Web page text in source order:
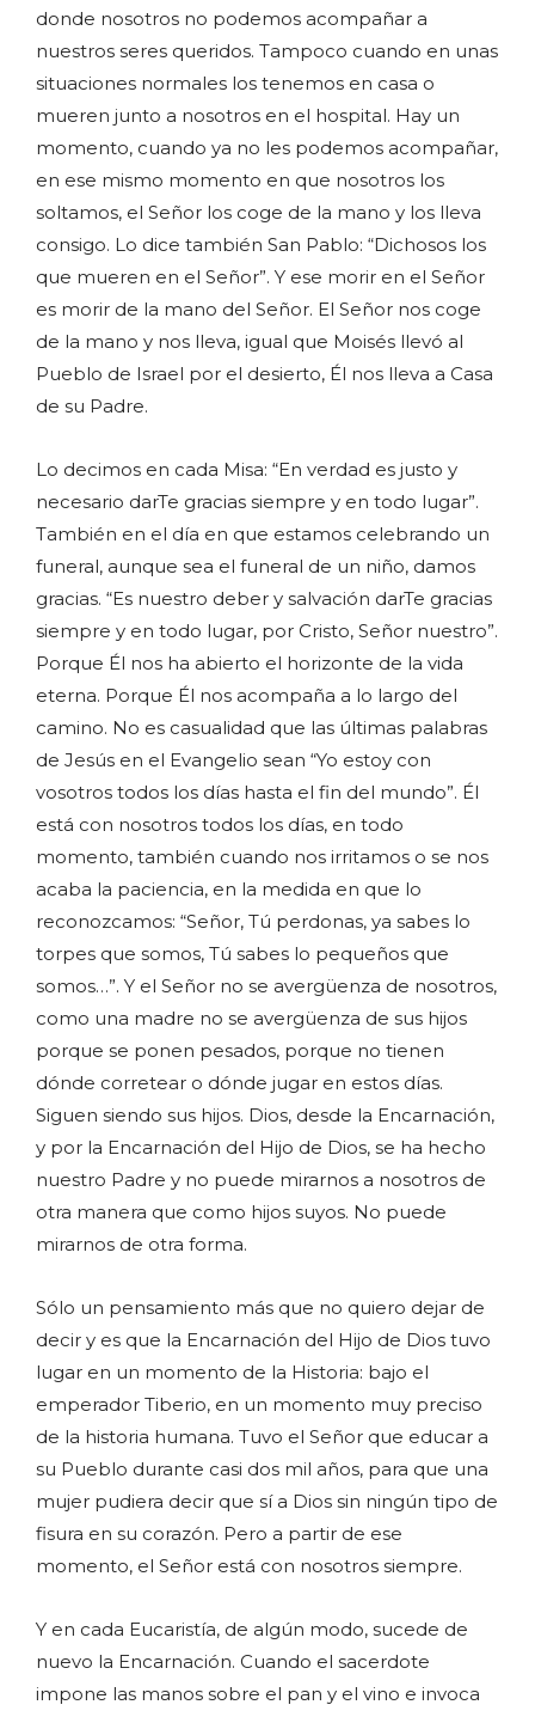
donde nosotros no podemos acompañar a
nuestros seres queridos. Tampoco cuando en unas
situaciones normales los tenemos en casa o
mueren junto a nosotros en el hospital. Hay un
momento, cuando ya no les podemos acompañar,
en ese mismo momento en que nosotros los
soltamos, el Señor los coge de la mano y los lleva
consigo. Lo dice también San Pablo: “Dichosos los
que mueren en el Señor”. Y ese morir en el Señor
es morir de la mano del Señor. El Señor nos coge
de la mano y nos lleva, igual que Moisés llevó al
Pueblo de Israel por el desierto, Él nos lleva a Casa
de su Padre.
Lo decimos en cada Misa: “En verdad es justo y
necesario darTe gracias siempre y en todo lugar”.
También en el día en que estamos celebrando un
funeral, aunque sea el funeral de un niño, damos
gracias. “Es nuestro deber y salvación darTe gracias
siempre y en todo lugar, por Cristo, Señor nuestro”.
Porque Él nos ha abierto el horizonte de la vida
eterna. Porque Él nos acompaña a lo largo del
camino. No es casualidad que las últimas palabras
de Jesús en el Evangelio sean “Yo estoy con
vosotros todos los días hasta el fin del mundo”. Él
está con nosotros todos los días, en todo
momento, también cuando nos irritamos o se nos
acaba la paciencia, en la medida en que lo
reconozcamos: “Señor, Tú perdonas, ya sabes lo
torpes que somos, Tú sabes lo pequeños que
somos…”. Y el Señor no se avergüenza de nosotros,
como una madre no se avergüenza de sus hijos
porque se ponen pesados, porque no tienen
dónde corretear o dónde jugar en estos días.
Siguen siendo sus hijos. Dios, desde la Encarnación,
y por la Encarnación del Hijo de Dios, se ha hecho
nuestro Padre y no puede mirarnos a nosotros de
otra manera que como hijos suyos. No puede
mirarnos de otra forma.
Sólo un pensamiento más que no quiero dejar de
decir y es que la Encarnación del Hijo de Dios tuvo
lugar en un momento de la Historia: bajo el
emperador Tiberio, en un momento muy preciso
de la historia humana. Tuvo el Señor que educar a
su Pueblo durante casi dos mil años, para que una
mujer pudiera decir que sí a Dios sin ningún tipo de
fisura en su corazón. Pero a partir de ese
momento, el Señor está con nosotros siempre.
Y en cada Eucaristía, de algún modo, sucede de
nuevo la Encarnación. Cuando el sacerdote
impone las manos sobre el pan y el vino e invoca